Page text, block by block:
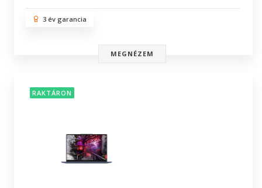
3 év garancia
MEGNÉZEM
RAKTÁRON